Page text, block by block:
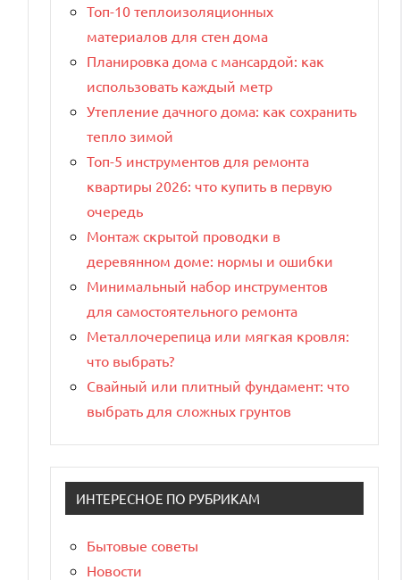
Топ-10 теплоизоляционных
материалов для стен дома
Планировка дома с мансардой: как
использовать каждый метр
Утепление дачного дома: как сохранить
тепло зимой
Топ-5 инструментов для ремонта
квартиры 2026: что купить в первую
очередь
Монтаж скрытой проводки в
деревянном доме: нормы и ошибки
Минимальный набор инструментов
для самостоятельного ремонта
Металлочерепица или мягкая кровля:
что выбрать?
Свайный или плитный фундамент: что
выбрать для сложных грунтов
ИНТЕРЕСНОЕ ПО РУБРИКАМ
Бытовые советы
Новости